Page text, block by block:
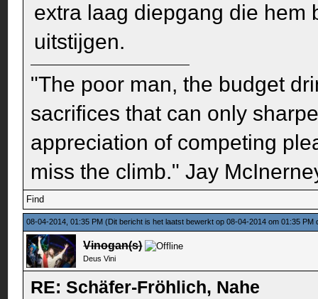
extra laag diepgang die hem
uitstijgen.
"The poor man, the budget
sacrifices that can only
appreciation of competing
miss the climb." Jay
Find
08-04-2014, 01:35 PM(Dit bericht is het laatst bewerkt op 08-04-2014 om 01:35 PM
Vinogan(s)
Deus Vini
RE: Schäfer-Fröhlich, Nahe